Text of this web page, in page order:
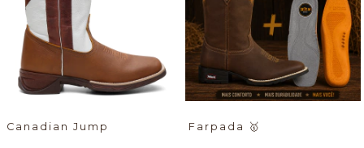
Canadian Jump Farpada 🥇